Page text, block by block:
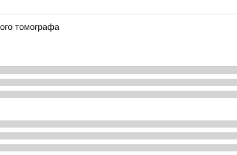
томографа